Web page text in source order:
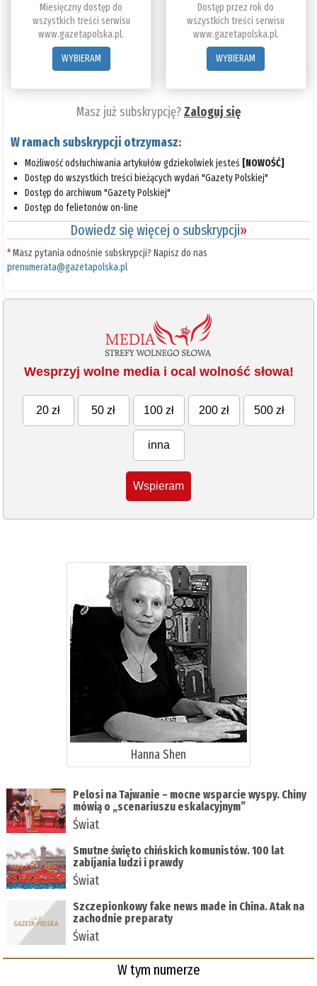
Miesięczny dostęp do
wszystkich treści serwisu
www.gazetapolska.pl.
WYBIERAM
Dostęp przez rok do
wszystkich treści serwisu
www.gazetapolska.pl.
WYBIERAM
Masz już subskrypcję?Zaloguj się
W ramach subskrypcji otrzymasz:
Możliwość odsłuchiwania artykułów gdziekolwiek jesteś [NOWOŚĆ]
Dostęp do wszystkich treści bieżących wydań "Gazety Polskiej"
Dostęp do archiwum "Gazety Polskiej"
Dostęp do felietonów on-line
Dowiedz się więcej o subskrypcji»
*Masz pytania odnośnie subskrypcji? Napisz do nas
prenumerata@gazetapolska.pl
Wesprzyj wolne media i ocal wolność słowa!
20 zł 50 zł 100 zł 200 zł 500 zł
inna
Wspieram
Hanna Shen
Pelosi na Tajwanie – mocne wsparcie wyspy. Chiny
mówią o „scenariuszu eskalacyjnym”
Świat
Smutne święto chińskich komunistów. 100 lat
zabijania ludzi i prawdy
Świat
Szczepionkowy fake news made in China. Atak na
zachodnie preparaty
Świat
W tym numerze